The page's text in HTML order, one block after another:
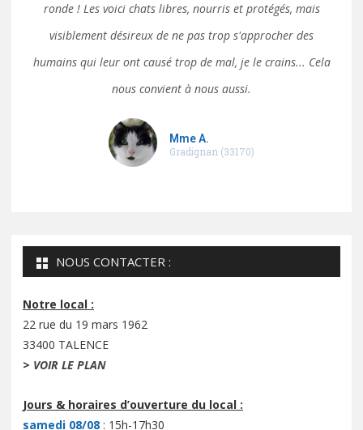
ronde ! Les voici chats libres, nourris et protégés, mais
visiblement désireux de ne pas trop s'approcher des
humains qui leur ont causé trop de mal, je le crains... Cela
nous convient à nous aussi.
Mme A.
Gradignan (33170)
NOUS CONTACTER :
Notre local :
22 rue du 19 mars 1962
33400 TALENCE
> VOIR LE PLAN
Jours & horaires d’ouverture du local :
samedi 08/08 : 15h-17h30